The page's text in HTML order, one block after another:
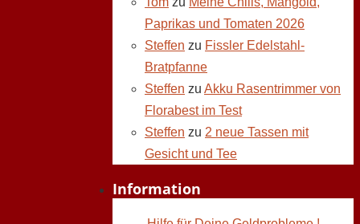
Paprikas und Tomaten 2026
Steffen zu Fissler Edelstahl-
Bratpfanne
Steffen zu Akku Rasentrimmer von
Florabest im Test
Steffen zu 2 neue Tassen mit
Gesicht und Tee
Information